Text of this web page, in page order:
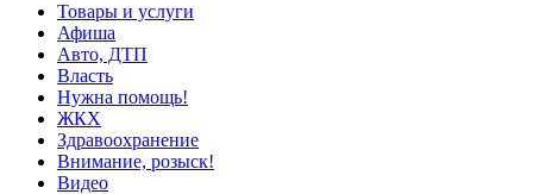
Товары и услуги
Афиша
Авто, ДТП
Власть
Нужна помощь!
ЖКХ
Здравоохранение
Внимание, розыск!
Видео